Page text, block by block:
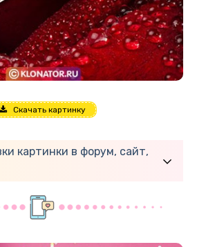
Скачать картинку
картинки в форум, сайт,